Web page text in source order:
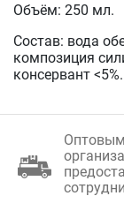
Объём: 250 мл.
Состав: вода
композиция
консервант <5%.